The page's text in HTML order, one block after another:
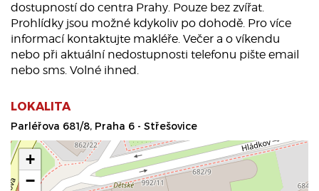
dostupností do centra Prahy. Pouze bez zvířat.
Prohlídky jsou možné kdykoliv po dohodě. Pro více
informací kontaktujte makléře. Večer a o víkendu
nebo při aktuální nedostupnosti telefonu pište email
nebo sms. Volné ihned.
LOKALITA
Parléřova 681/8, Praha 6 - Střešovice
+
−